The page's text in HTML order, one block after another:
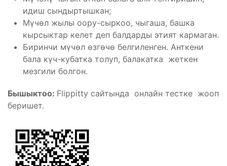
идиш сындыртышкан;
Мүчөл жылы оору-сыркоо, чыгаша, башка
кырсыктар келет деп балдарды этият кармаган.
Биринчи мүчөл өзгөчө белгиленген. Анткени
бала күч-кубатка толуп, балакатка жеткен
мезгили болгон.
Бышыктоо: Flippitty сайтында онлайн тестке жооп
беришет.